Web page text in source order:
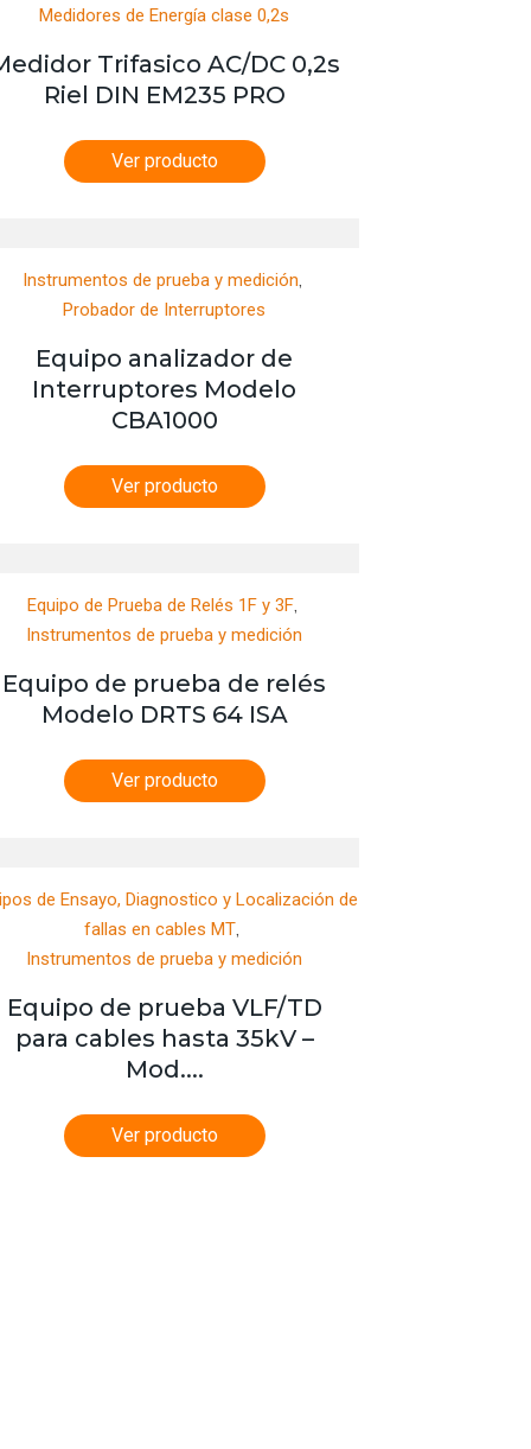
Medidores de Energía clase 0,2s
Trifasico AC/DC 0,2s
Riel DIN EM235 PRO
Ver producto
Instrumentos de prueba y medición,
Probador de Interruptores
Equipo analizador de
Interruptores Modelo
CBA1000
Ver producto
Equipo de Prueba de Relés 1F y 3F,
Instrumentos de prueba y medición
Equipo de prueba de relés
Modelo DRTS 64 ISA
Ver producto
de Ensayo, Diagnostico y Localización de
fallas en cables MT,
Instrumentos de prueba y medición
Equipo de prueba VLF/TD
para cables hasta 35kV –
Mod....
Ver producto